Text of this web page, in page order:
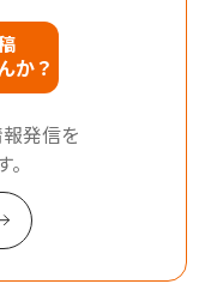
か？
発信を